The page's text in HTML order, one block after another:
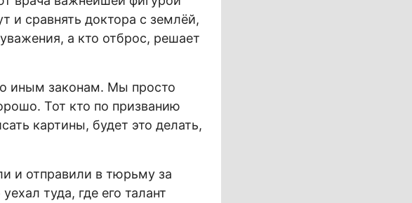
и сравнять доктора с землёй,
а кто отброс, решает
иным законам. Мы просто
Тот кто по призванию
картины, будет это делать,
и отправили в тюрьму за
туда, где его талант